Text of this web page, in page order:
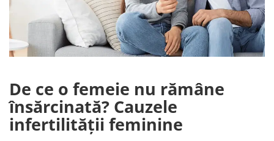
De ce o femeie nu rămâne
însărcinată? Cauzele
infertilității feminine